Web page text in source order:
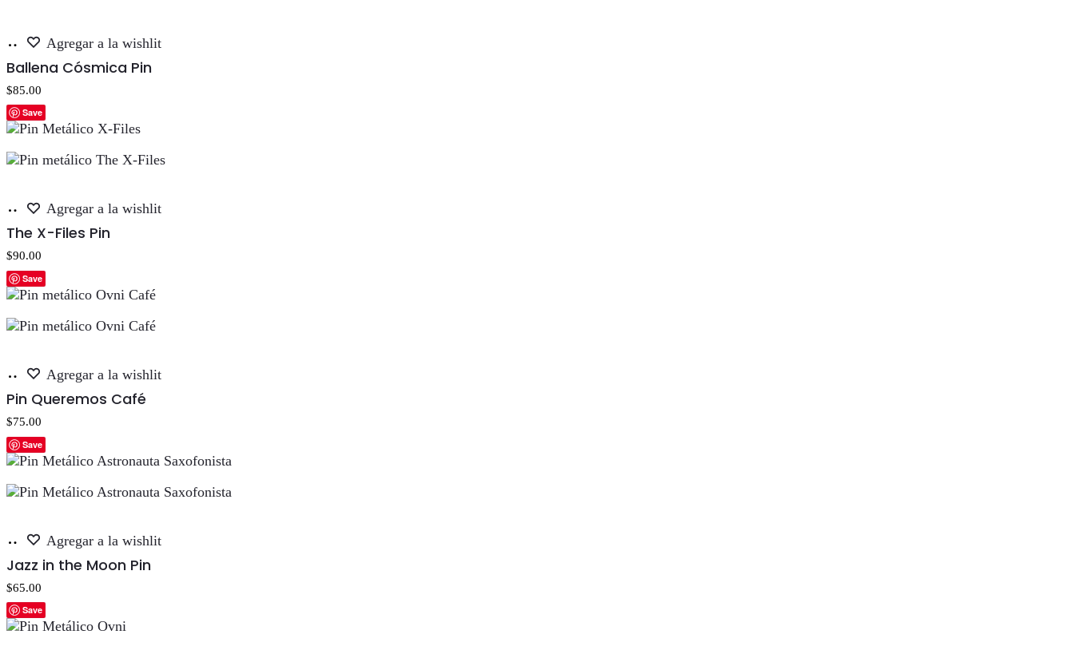
Añadir
carrito
Agregar a la wishlit
Ballena Cósmica Pin
$85.00
Save
Añadir
carrito
Agregar a la wishlit
The X-Files Pin
$90.00
Save
Añadir
carrito
Agregar a la wishlit
Pin Queremos Café
$75.00
Save
Añadir
carrito
Agregar a la wishlit
Jazz in the Moon Pin
$65.00
Save